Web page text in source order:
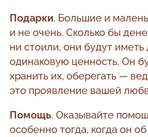
Подарки. Большие и
и не очень. Сколько бы
ни стоили, они будут иметь
одинаковую ценность. Он
хранить их, оберегать —
это проявление вашей
Помощь. Оказывайте
особенно тогда, когда он